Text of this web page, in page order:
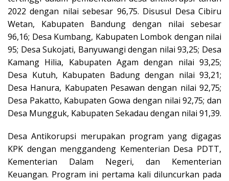
2022 dengan nilai sebesar 96,75. Disusul Desa Cibiru
Wetan, Kabupaten Bandung dengan nilai sebesar
96,16; Desa Kumbang, Kabupaten Lombok dengan nilai
95; Desa Sukojati, Banyuwangi dengan nilai 93,25; Desa
Kamang Hilia, Kabupaten Agam dengan nilai 93,25;
Desa Kutuh, Kabupaten Badung dengan nilai 93,21;
Desa Hanura, Kabupaten Pesawan dengan nilai 92,75;
Desa Pakatto, Kabupaten Gowa dengan nilai 92,75; dan
Desa Mungguk, Kabupaten Sekadau dengan nilai 91,39.
Desa Antikorupsi merupakan program yang digagas
KPK dengan menggandeng Kementerian Desa PDTT,
Kementerian Dalam Negeri, dan Kementerian
Keuangan. Program ini pertama kali diluncurkan pada